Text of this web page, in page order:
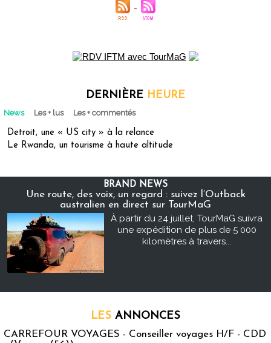
DERNIÈRE HEURE
News Les + lus Les + commentés
Detroit, une « US city » à la relance
Le Rwanda, un tourisme à haute altitude
BRAND NEWS
Une route, des voix, un regard : suivez l’Outback
australien en direct sur TourMaG
À partir du 24 juillet, TourMaG suivra
une expédition de plus de 5 000
kilomètres à travers...
LES ANNONCES
CARREFOUR VOYAGES - Conseiller voyages H/F - CDD